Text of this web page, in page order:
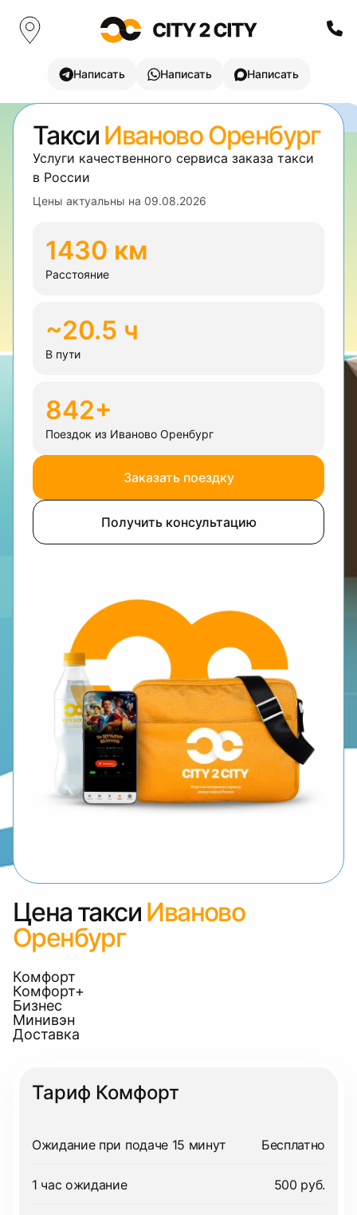
Написать Написать Написать
Такси Иваново Оренбург
Услуги качественного сервиса заказа такси
в России
Цены актуальны на 09.08.2026
1430 км
Расстояние
~20.5 ч
В пути
842+
Поездок из Иваново Оренбург
Заказать поездку
Получить консультацию
Цена такси Иваново
Оренбург
Комфорт
Комфорт+
Бизнес
Минивэн
Доставка
Тариф Комфорт
Ожидание при подаче 15 минут Бесплатно
1 час ожидание 500 руб.